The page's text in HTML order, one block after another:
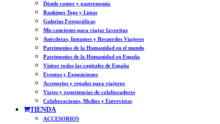
Dónde comer y gastronomía
Rankings Tops y Listas
Galerías Fotográficas
Mis canciones para viajar favoritas
Anécdotas, Instantes y Recuerdos Viajeros
Patrimonios de la Humanidad en el mundo
Patrimonios de la Humanidad en España
Visitar todas las capitales de España
Eventos y Exposiciones
Accesorios y regalos para viajeros
Viajes y experiencias de colaboradores
Colaboraciones, Medios y Entrevistas
TIENDA
ACCESORIOS